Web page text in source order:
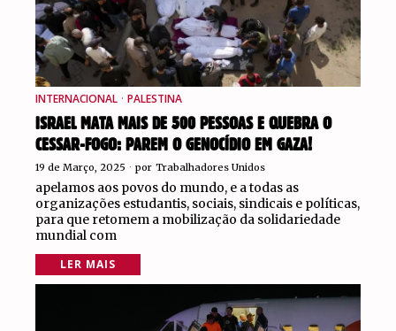
INTERNACIONAL · PALESTINA
ISRAEL MATA MAIS DE 500 PESSOAS E QUEBRA O
CESSAR-FOGO: PAREM O GENOCÍDIO EM GAZA!
19 de Março, 2025 por Trabalhadores Unidos
apelamos aos povos do mundo, e a todas as
organizações estudantis, sociais, sindicais e políticas,
para que retomem a mobilização da solidariedade
mundial com
LER MAIS